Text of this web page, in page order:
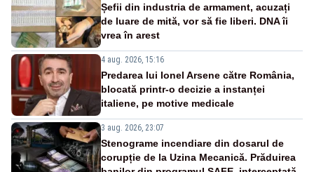
Șefii din industria de armament, acuzați
de luare de mită, vor să fie liberi. DNA îi
vrea în arest
4 aug. 2026, 15:16
Predarea lui Ionel Arsene către România,
blocată printr-o decizie a instanței
italiene, pe motive medicale
3 aug. 2026, 23:07
Stenograme incendiare din dosarul de
corupție de la Uzina Mecanică. Prăduirea